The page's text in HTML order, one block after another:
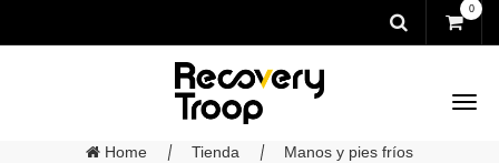
0
Home Tienda
Manos y pies fríos